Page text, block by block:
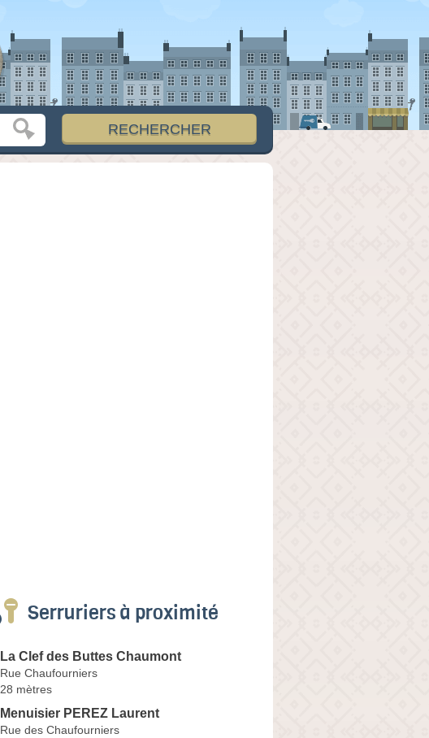
Serruriers à proximité
La Clef des Buttes Chaumont
Rue Chaufourniers
28 mètres
Menuisier PEREZ Laurent
Rue des Chaufourniers